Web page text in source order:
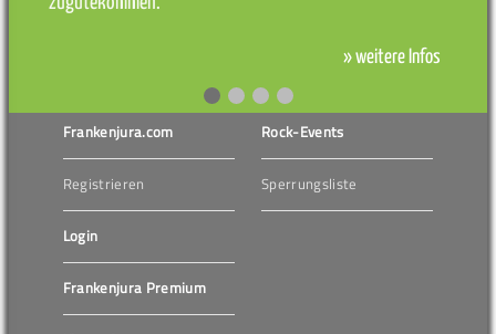
» weitere Infos
Frankenjura.com
Registrieren
Login
Frankenjura Premium
Rock-Events
Sperrungsliste